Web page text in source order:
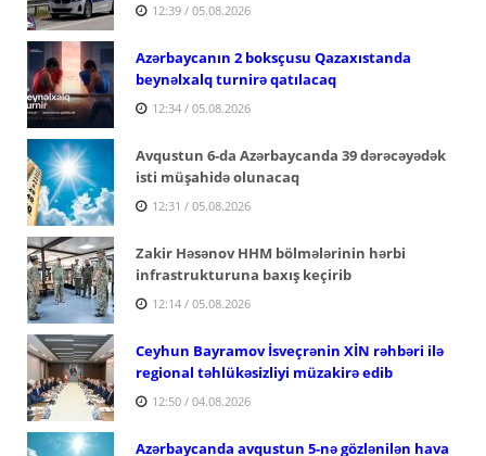
12:39 / 05.08.2026
Azərbaycanın 2 boksçusu Qazaxıstanda
beynəlxalq turnirə qatılacaq
12:34 / 05.08.2026
Avqustun 6-da Azərbaycanda 39 dərəcəyədək
isti müşahidə olunacaq
12:31 / 05.08.2026
Zakir Həsənov HHM bölmələrinin hərbi
infrastrukturuna baxış keçirib
12:14 / 05.08.2026
Ceyhun Bayramov İsveçrənin XİN rəhbəri ilə
regional təhlükəsizliyi müzakirə edib
12:50 / 04.08.2026
Azərbaycanda avqustun 5-nə gözlənilən hava